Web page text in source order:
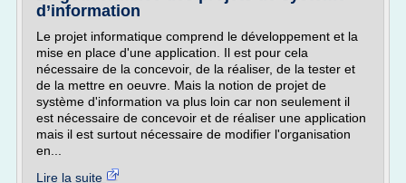
d’information
Le projet informatique comprend le développement et la
mise en place d'une application. Il est pour cela
nécessaire de la concevoir, de la réaliser, de la tester et
de la mettre en oeuvre. Mais la notion de projet de
système d'information va plus loin car non seulement il
est nécessaire de concevoir et de réaliser une application
mais il est surtout nécessaire de modifier l'organisation
en...
Lire la suite